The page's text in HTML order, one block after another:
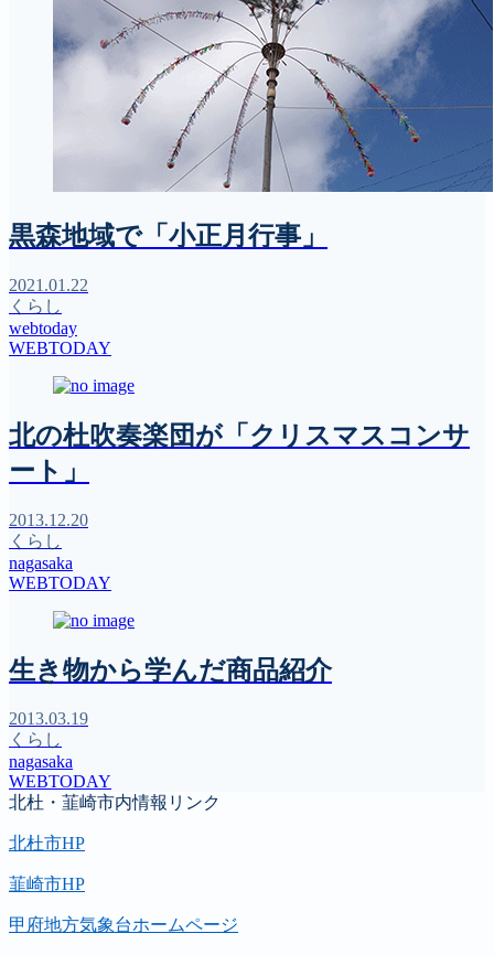
黒森地域で「小正月行事」
2021.01.22
くらし
webtoday
WEBTODAY
北の杜吹奏楽団が「クリスマスコンサ
ート」
2013.12.20
くらし
nagasaka
WEBTODAY
生き物から学んだ商品紹介
2013.03.19
くらし
nagasaka
WEBTODAY
北杜・韮崎市内情報リンク
北杜市HP
韮崎市HP
甲府地方気象台ホームページ